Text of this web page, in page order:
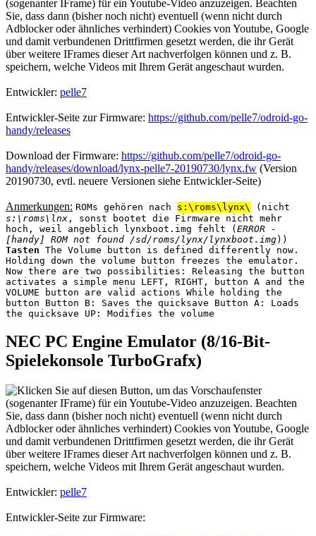
Entwickler: pelle7
Entwickler-Seite zur Firmware: https://github.com/pelle7/odroid-go-
handy/releases
Download der Firmware: https://github.com/pelle7/odroid-go-
handy/releases/download/lynx-pelle7-20190730/lynx.fw (Version
20190730, evtl. neuere Versionen siehe Entwickler-Seite)
Anmerkungen: ROMs gehören nach s:\roms\lynx\
(nicht
s:\roms\lnx , sonst bootet die Firmware nicht mehr
hoch, weil angeblich lynxboot.img fehlt (ERROR -
[handy] ROM not found /sd/roms/lynx/lynxboot.img))
Tasten The Volume button is defined differently now.
Holding down the volume button freezes the emulator.
Now there are two possibilities: Releasing the button
activates a simple menu LEFT, RIGHT, button A and the
VOLUME button are valid actions While holding the
button Button B: Saves the quicksave Button A: Loads
the quicksave UP: Modifies the volume
NEC PC Engine Emulator (8/16-Bit-
Spielekonsole TurboGrafx)
Entwickler: pelle7
Entwickler-Seite zur Firmware: